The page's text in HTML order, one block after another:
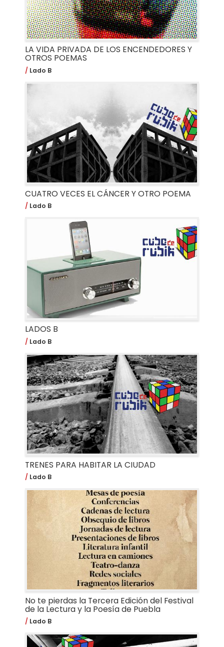
LA VIDA PRIVADA DE LOS ENCENDEDORES Y
OTROS POEMAS
Lado B
CUATRO VECES EL CÁNCER Y OTRO POEMA
Lado B
LADOS B
Lado B
TRENES PARA HABITAR LA CIUDAD
Lado B
No te pierdas la Tercera Edición del Festival
de la Lectura y la Poesía de Puebla
Lado B